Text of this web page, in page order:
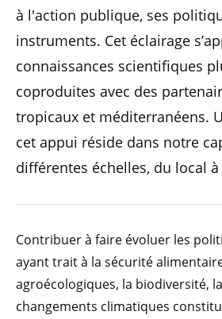
à l'action publique, ses
instruments. Cet éclairage
connaissances scientifiques
coproduites avec des
tropicaux et méditerranéens.
cet appui réside dans notre
différentes échelles, du local
Contribuer à faire évoluer les
ayant trait à la sécurité
agroécologiques, la biodiversité,
changements climatiques